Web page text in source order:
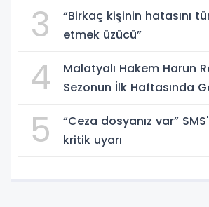
3
“Birkaç kişinin hatasını
etmek üzücü”
4
Malatyalı Hakem Harun
Sezonun İlk Haftasında
5
“Ceza dosyanız var”
kritik uyarı